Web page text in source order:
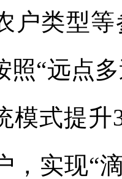
户类型
照“远点
模式提升
，实现“